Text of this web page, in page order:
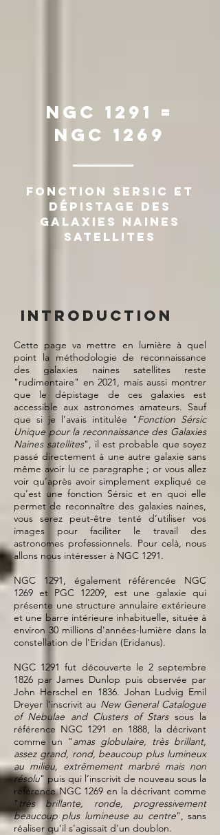
NGC 1291 =
NGC 1269
Fonction Sersic et
dépistage des
galaxies naines
satellites
Introduction
Cette page va mettre en lumière à quel
point la méthodologie de reconnaissance
des galaxies naines satellites reste
"rudimentaire" en 2021, mais aussi montrer
que le dépistage de ces galaxies est
accessible aux astronomes amateurs. Sauf
que si je l’avais intitulée "Fonction Sérsic
Unique pour la reconnaissance des Galaxies
Naines satellites", il est probable que soyez
passé directement à une autre galaxie sans
même avoir lu ce paragraphe ; or vous allez
voir qu’après avoir simplement expliqué ce
qu’est une fonction Sérsic et en quoi elle
permet de reconnaître des galaxies naines,
vous serez peut-être tenté d’utiliser vos
images pour faciliter le travail des
astronomes professionnels. Pour celà, nous
allons nous intéresser à NGC 1291.
NGC 1291, également référencée NGC
1269 et PGC 12209, est une galaxie qui
présente une structure annulaire extérieure
et une barre intérieure inhabituelle, située à
environ 30 millions d'années-lumière dans la
constellation de l'Eridan (Eridanus).
NGC 1291 fut découverte le 2 septembre
1826 par James Dunlop puis observée par
John Herschel en 1836. Johan Ludvig Emil
Dreyer l’inscrivit au New General Catalogue
of Nebulae and Clusters of Starssous la
référence NGC 1291 en 1888, la décrivant
comme un "amas globulaire, très brillant,
assez grand, rond, beaucoup plus lumineux
au milieu, extrêmement marbré mais non
résolu" puis qui l’inscrivit de nouveau sous la
référence NGC 1269 en la décrivant comme
" très brillante, ronde, progressivement
beaucoup plus lumineuse au centre", sans
réaliser qu'il s'agissait d'un doublon.